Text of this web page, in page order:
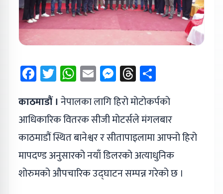
Facebook
Twitter
WhatsApp
EmailMessenger
Threads
काठमाडौं । नेपालका लागि हिरो मोटोकर्पको
आधिकारिक वितरक सीजी मोटर्सले मंगलबार
काठमाडौं स्थित बानेश्वर र सीतापाइलामा आफ्नो हिरो
मापदण्ड अनुसारको नयाँ डिलरको अत्याधुनिक
शोरुमको औपचारिक उद्घाटन सम्पन्न गरेको छ ।